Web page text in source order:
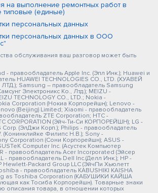
на выполнение ремонтных работ в
типовые (единые)
персональных данных
персональных данных в ООО
обслуживания ваш разговор может быть
- правообладатель Apple Inc. (Эпл Инк.); Huawei и
HUAWEI TECHNOLOGIES CO., LTD. (ХУАВЕЙ
Samsung – правообладатель Samsung
Электроникс Ко., Лтд.); MEIZU -
TECHNOLOGY CO., LTD.; Nokia -
Corporation (Нокиа Корпорейшн); Lenovo -
(Beijing) Limited; Xiaomi - правообладатель
ZTE Corporation; HTC -
CORPORATION (Эйч-Ти-Си КОРПОРЕЙШН); LG -
Corp. (ЭлДжи Корп.); Philips - правообладатель
(Конинклийке Филипс Н.В.); Sony -
Corporation (Сони Корпорейшн); ASUS -
Computer Inc. (Асустек Компьютер
- правообладатель Acer Incorporated (Эйсер
- правообладатель Dell Inc.(Делл Инк.); HP -
Hewlett-Packard Group LLC (ЭйчПи Хьюлетт
- правообладатель KABUSHIKI KAISHA
as Toshiba Corporation (КАБУШИКИ КАЙША
как Тосиба Корпорейшн). Товарные знаки
описания товара, в отношении которых